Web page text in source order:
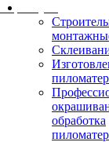
обработка